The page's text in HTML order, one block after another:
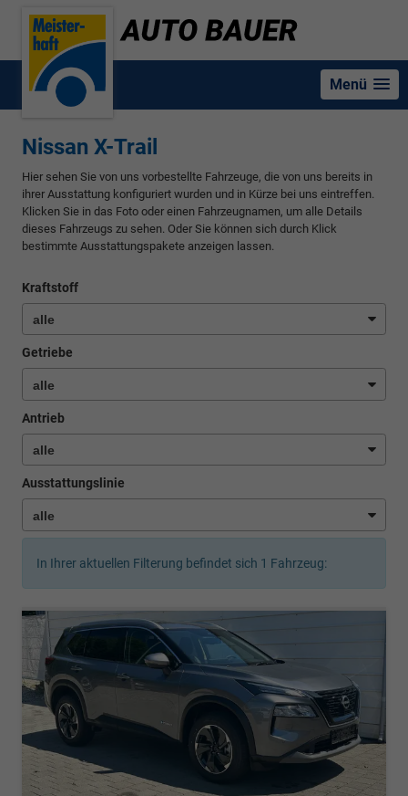
Menü
Nissan X-Trail
Hier sehen Sie von uns vorbestellte Fahrzeuge, die von uns bereits in
ihrer Ausstattung konfiguriert wurden und in Kürze bei uns eintreffen.
Klicken Sie in das Foto oder einen Fahrzeugnamen, um alle Details
dieses Fahrzeugs zu sehen. Oder Sie können sich durch Klick
bestimmte Ausstattungspakete anzeigen lassen.
Kraftstoff
Getriebe
Antrieb
Ausstattungslinie
In Ihrer aktuellen Filterung befindet sich 1 Fahrzeug: